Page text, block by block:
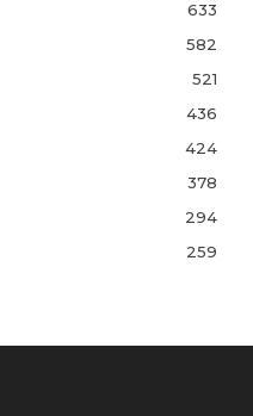
633
582
521
436
424
378
294
259